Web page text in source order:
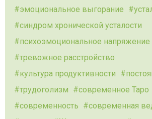
эмоциональное выгорание
синдром хронической усталости
психоэмоциональное напряжение
тревожное расстройство
культура продуктивности
трудоголизм
современное Таро
современность
современная